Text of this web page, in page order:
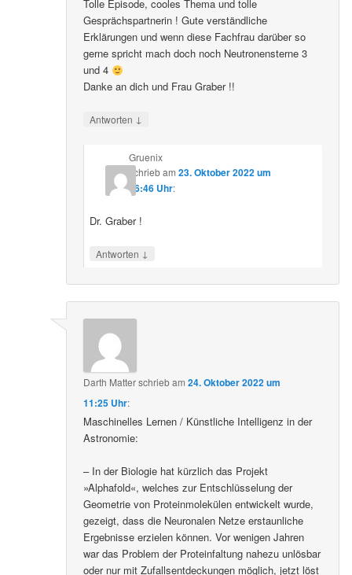
Tolle Episode, cooles Thema und tolle
Gesprächspartnerin ! Gute verständliche
Erklärungen und wenn diese Fachfrau darüber so
gerne spricht mach doch noch Neutronensterne 3
und 4
Danke an dich und Frau Graber !!
Antworten ↓
Gruenix
schriebam 23. Oktober 2022 um
06:46 Uhr:
Dr. Graber !
Antworten ↓
Darth Matterschriebam24. Oktober 2022 um
11:25 Uhr:
Maschinelles Lernen / Künstliche Intelligenz in der
Astronomie:
– In der Biologie hat kürzlich das Projekt
»Alphafold«, welches zur Entschlüsselung der
Geometrie von Proteinmolekülen entwickelt wurde,
gezeigt, dass die Neuronalen Netze erstaunliche
Ergebnisse erzielen können. Vor wenigen Jahren
war das Problem der Proteinfaltung nahezu unlösbar
oder nur mit Zufallsentdeckungen möglich, jetzt löst